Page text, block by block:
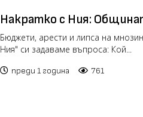
Накратко с Ния:
не! (видео)
Бюджети, арести и липса на
Ния" си задаваме въпроса: Кой...
преди 1 година 761